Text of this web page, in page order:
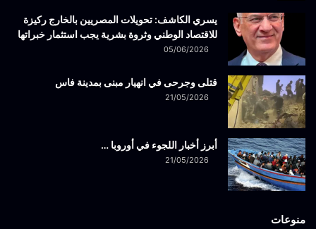
يسري الكاشف: تحويلات المصريين بالخارج ركيزة
للاقتصاد الوطني وثروة بشرية يجب استثمار خبراتها
05/06/2026
قتلى وجرحى في انهيار مبنى بمدينة فاس
21/05/2026
أبرز أخبار اللجوء في أوروبا …
21/05/2026
منوعات